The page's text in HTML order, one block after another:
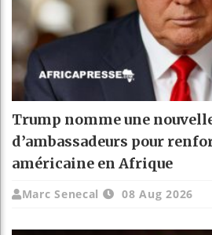
Trump nomme une
d’ambassadeurs pour
américaine en Afrique
Marc Senecal 08 Aug 2026